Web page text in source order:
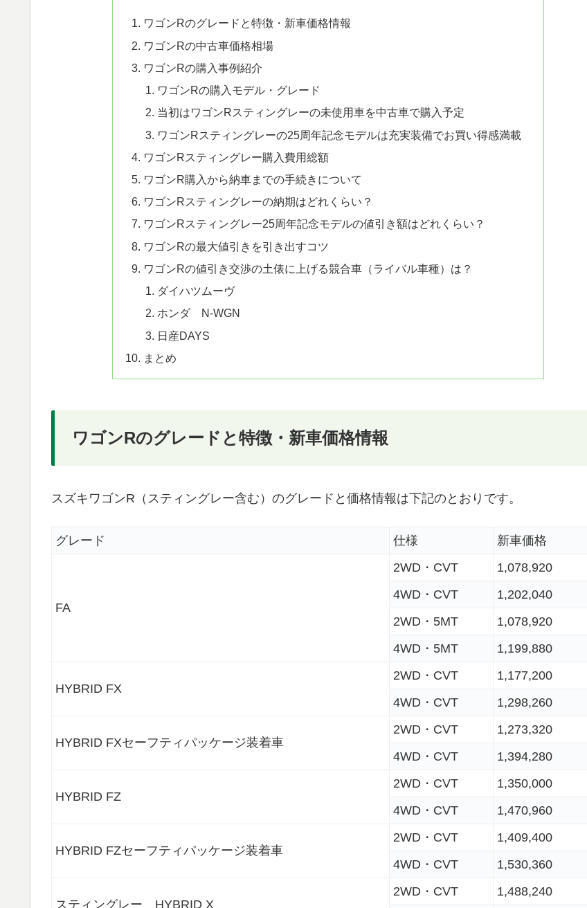
ワゴンRのグレードと特徴・新車価格情報
ワゴンRの中古車価格相場
ワゴンRの購入事例紹介
ワゴンRの購入モデル・グレード
当初はワゴンRスティングレーの未使用車を中古車で購入予定
ワゴンRスティングレーの25周年記念モデルは充実装備でお買い得感満載
ワゴンRスティングレー購入費用総額
ワゴンR購入から納車までの手続きについて
ワゴンRスティングレーの納期はどれくらい？
ワゴンRスティングレー25周年記念モデルの値引き額はどれくらい？
ワゴンRの最大値引きを引き出すコツ
ワゴンRの値引き交渉の土俵に上げる競合車（ライバル車種）は？
ダイハツムーヴ
ホンダ N-WGN
日産DAYS
まとめ
ワゴンRのグレードと特徴・新車価格情報
スズキワゴンR（スティングレー含む）のグレードと価格情報は下記のとおりです。
グレード 仕様 新車価格
FA
2WD・CVT
1,078,920
4WD・CVT
1,202,040
2WD・5MT
1,078,920
4WD・5MT
1,199,880
HYBRID FX
2WD・CVT
1,177,200
4WD・CVT
1,298,260
HYBRID FXセーフティパッケージ装着車
2WD・CVT
1,273,320
4WD・CVT
1,394,280
HYBRID FZ
2WD・CVT
1,350,000
4WD・CVT
1,470,960
HYBRID FZセーフティパッケージ装着車
2WD・CVT
1,409,400
4WD・CVT
1,530,360
スティングレー HYBRID X
2WD・CVT 1,488,240